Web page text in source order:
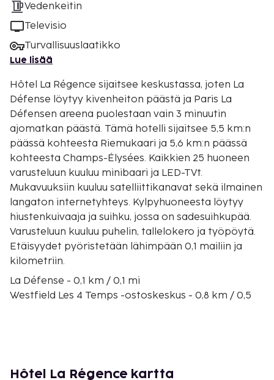
Vedenkeitin
Televisio
Turvallisuuslaatikko
Lue lisää
Hôtel La Régence sijaitsee keskustassa, joten La
Défense löytyy kivenheiton päästä ja Paris La
Défensen areena puolestaan vain 3 minuutin
ajomatkan päästä. Tämä hotelli sijaitsee 5,5 km:n
päässä kohteesta Riemukaari ja 5,6 km:n päässä
kohteesta Champs-Élysées. Kaikkien 25 huoneen
varusteluun kuuluu minibaari ja LED-TVt.
Mukavuuksiin kuuluu satelliittikanavat sekä ilmainen
langaton internetyhteys. Kylpyhuoneesta löytyy
hiustenkuivaaja ja suihku, jossa on sadesuihkupää.
Varusteluun kuuluu puhelin, tallelokero ja työpöytä.
Etäisyydet pyöristetään lähimpään 0,1 mailiin ja
kilometriin.
La Défense - 0,1 km / 0,1 mi
Westfield Les 4 Temps -ostoskeskus - 0,8 km / 0,5
Fondation Louis Vuittonin museo - 2,9 km / 1,8 mi
Hôtel La Régence kartta